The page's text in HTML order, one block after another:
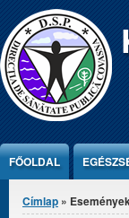
Jump to Content
FŐOLDAL
Jelenlegi
Címlap »